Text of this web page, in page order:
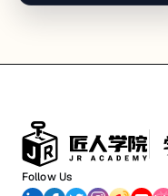
Follow Us